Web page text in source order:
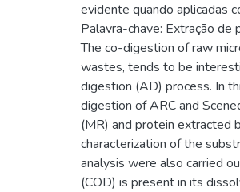
evidente quando aplicadas
Palavra-chave: Extração de
The co-digestion of raw
wastes, tends to be
digestion (AD) process. In
digestion of ARC and
(MR) and protein extracted
characterization of the
analysis were also carried
(COD) is present in its